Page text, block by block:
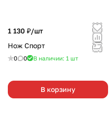
1 130 ₽/шт
Нож Спорт
0 0 В наличии: 1 шт
В корзину